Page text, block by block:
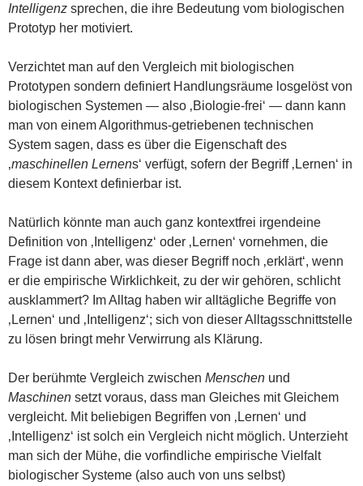
Intelligenz sprechen, die ihre Bedeutung vom biologischen
Prototyp her motiviert.
Verzichtet man auf den Vergleich mit biologischen
Prototypen sondern definiert Handlungsräume losgelöst von
biologischen Systemen — also ‚Biologie-frei‘ — dann kann
man von einem Algorithmus-getriebenen technischen
System sagen, dass es über die Eigenschaft des
‚maschinellen Lernens‘ verfügt, sofern der Begriff ‚Lernen‘ in
diesem Kontext definierbar ist.
Natürlich könnte man auch ganz kontextfrei irgendeine
Definition von ‚Intelligenz‘ oder ‚Lernen‘ vornehmen, die
Frage ist dann aber, was dieser Begriff noch ‚erklärt‘, wenn
er die empirische Wirklichkeit, zu der wir gehören, schlicht
ausklammert? Im Alltag haben wir alltägliche Begriffe von
‚Lernen‘ und ‚Intelligenz‘; sich von dieser Alltagsschnittstelle
zu lösen bringt mehr Verwirrung als Klärung.
Der berühmte Vergleich zwischen Menschen und
Maschinen setzt voraus, dass man Gleiches mit Gleichem
vergleicht. Mit beliebigen Begriffen von ‚Lernen‘ und
‚Intelligenz‘ ist solch ein Vergleich nicht möglich. Unterzieht
man sich der Mühe, die vorfindliche empirische Vielfalt
biologischer Systeme (also auch von uns selbst)